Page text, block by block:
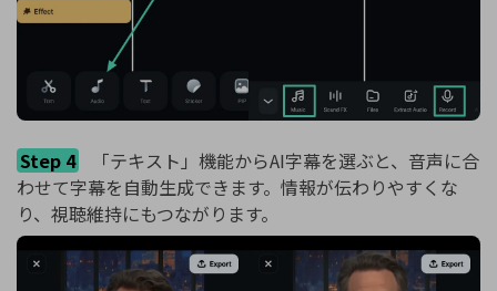
Step 4
「テキスト」機能からAI字幕を選ぶと、音声に合
わせて字幕を自動生成できます。情報が伝わりやすくな
り、視聴維持にもつながります。